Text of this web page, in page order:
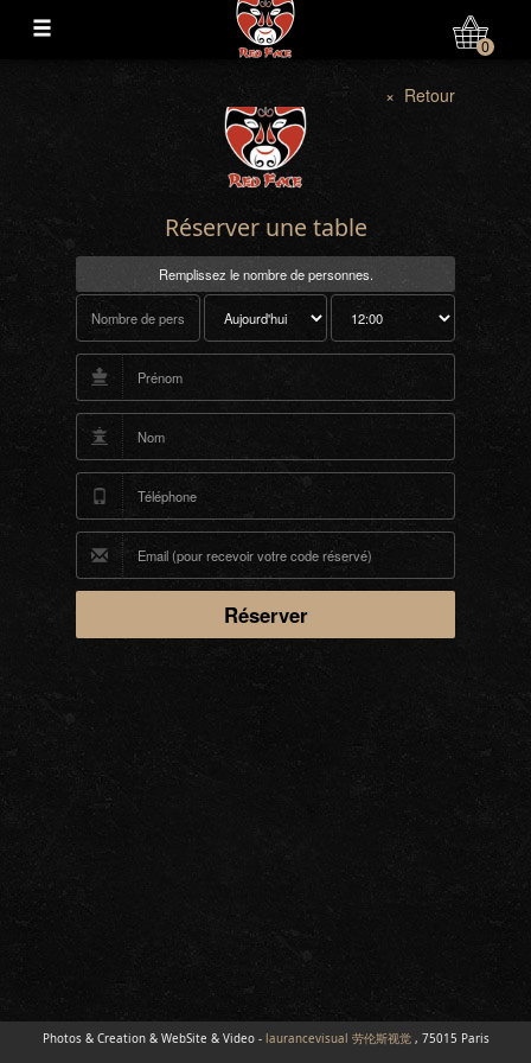
Mon Compte
0
× Retour
Réserver une table
Remplissez le nombre de personnes.
Photos & Creation & WebSite & Video - laurancevisual 劳伦斯视觉, 75015 Paris